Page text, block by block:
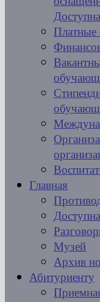
Платные
Главная
Музей
Архив
Абитуриенту